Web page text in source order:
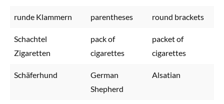
runde Klammern parentheses round brackets
Schachtel
Zigaretten
pack of
cigarettes
packet of
cigarettes
Schäferhund
German
Shepherd
Alsatian